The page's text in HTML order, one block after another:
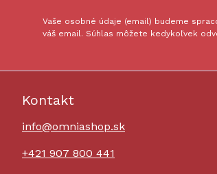
Vaše osobné údaje (email) budeme
váš email. Súhlas môžete kedykoľvek
Kontakt
info@omniashop.sk
+421 907 800 441